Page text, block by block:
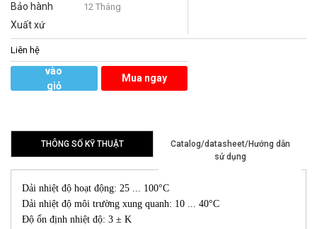
Bảo hành 12 Tháng
Xuất xứ
Liên hệ
vào
giỏ
Mua ngay
THÔNG SỐ KỸ THUẬT
Catalog/datasheet/Hướng dẫn
sử dụng
Dải nhiệt độ hoạt động: 25 ... 100°C
Dải nhiệt độ môi trường xung quanh: 10 ... 40°C
Độ ổn định nhiệt độ: 3 ± K